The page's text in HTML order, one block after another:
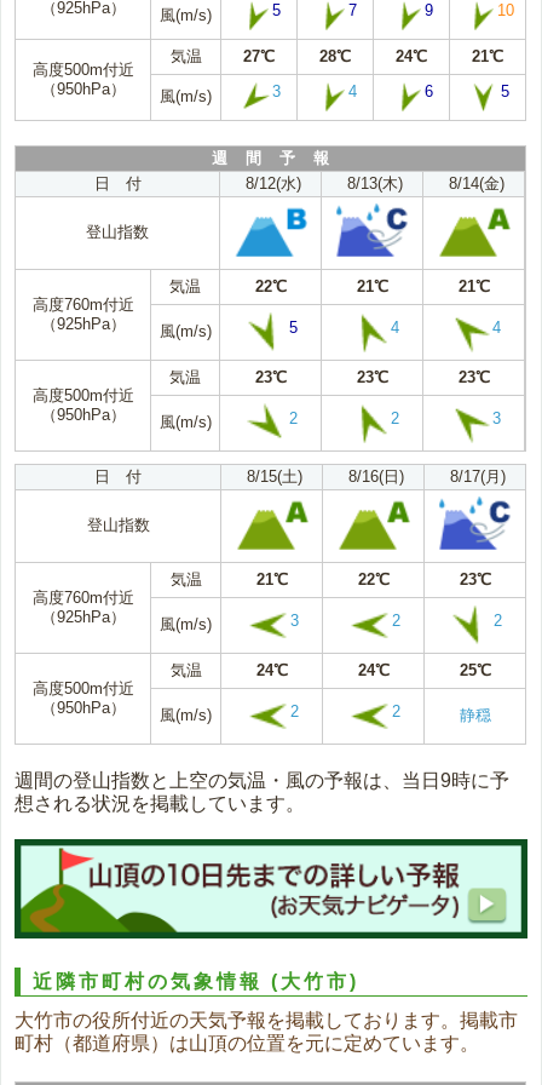
（925hPa） 風(m/s) 5 7 9 10
高度500m付近
（950hPa）
気温 27℃ 28℃ 24℃ 21℃
風(m/s) 3 4 6 5
週 間 予 報
日 付
8/12(水) 8/13(木) 8/14(金)
登山指数
高度760m付近
（925hPa）
気温 22℃ 21℃ 21℃
風(m/s) 5 4 4
高度500m付近
（950hPa）
気温 23℃ 23℃ 23℃
風(m/s) 2 2 3
日 付 8/15(土) 8/16(日) 8/17(月)
登山指数
高度760m付近
（925hPa）
気温 21℃ 22℃ 23℃
風(m/s) 3 2 2
高度500m付近
（950hPa）
気温 24℃ 24℃ 25℃
風(m/s) 2 2 静穏
週間の登山指数と上空の気温・風の予報は、当日9時に予
想される状況を掲載しています。
近隣市町村の気象情報(大竹市)
大竹市の役所付近の天気予報を掲載しております。掲載市
町村（都道府県）は山頂の位置を元に定めています。